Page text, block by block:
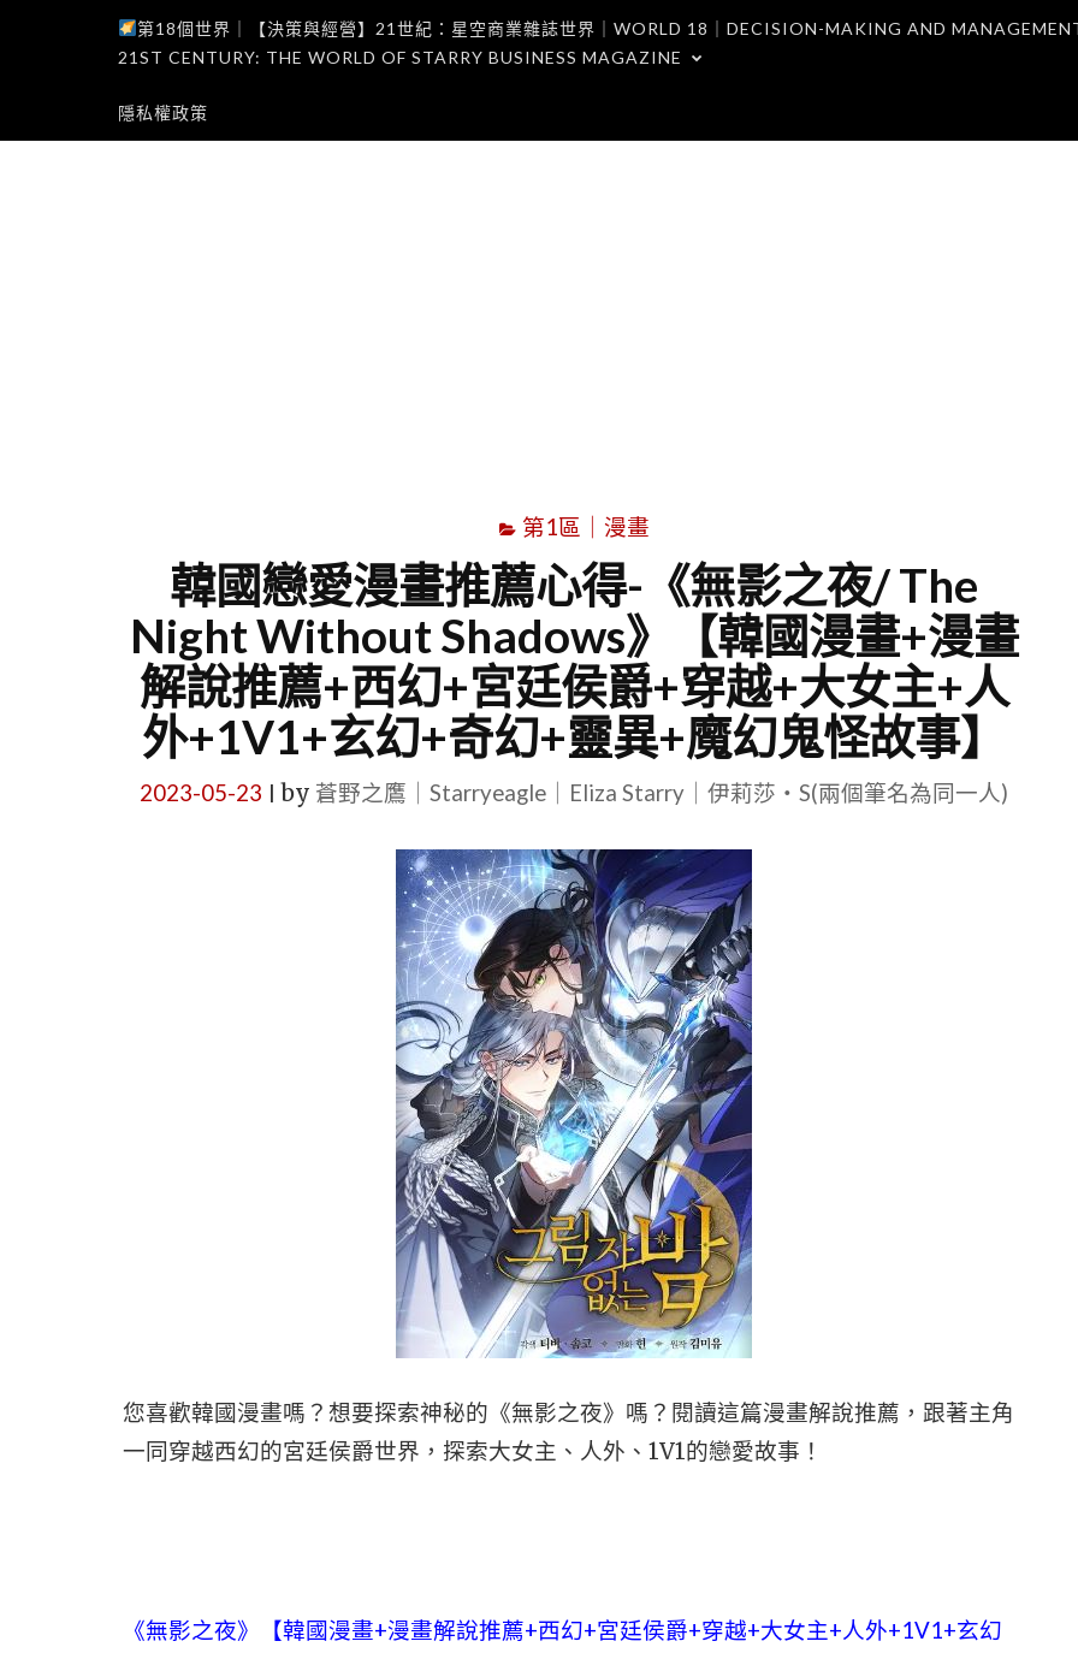
第18個世界｜【決策與經營】21世紀：星空商業雜誌世界｜WORLD 18｜DECISION-MAKING AND
21ST CENTURY: THE WORLD OF STARRY BUSINESS MAGAZINE
隱私權政策
第1區｜漫畫
韓國戀愛漫畫推薦心得-《無影之夜/ The
Night Without Shadows》【韓國漫畫+漫畫
解說推薦+西幻+宮廷侯爵+穿越+大女主+人
外+1V1+玄幻+奇幻+靈異+魔幻鬼怪故事】
2023-05-23 by 蒼野之鷹｜Starryeagle｜Eliza Starry｜伊莉莎・S(兩個筆名為同一人)
您喜歡韓國漫畫嗎？想要探索神秘的《無影之夜》嗎？閱讀這篇漫畫解說推薦，跟著主角
一同穿越西幻的宮廷侯爵世界，探索大女主、人外、1V1的戀愛故事！
《無影之夜》【韓國漫畫+漫畫解說推薦+西幻+宮廷侯爵+穿越+大女主+人外+1V1+玄幻